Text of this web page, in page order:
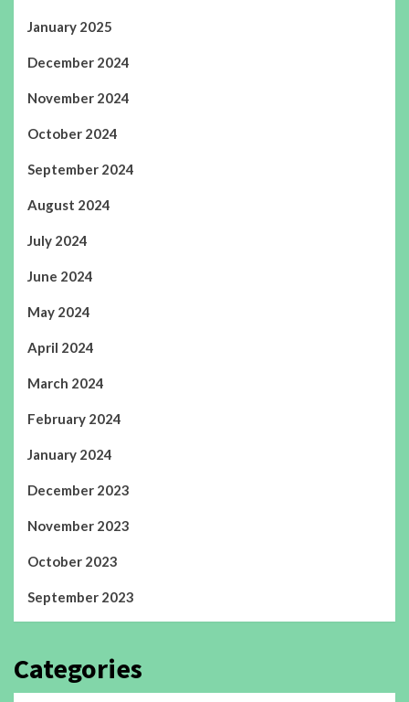
January 2025
December 2024
November 2024
October 2024
September 2024
August 2024
July 2024
June 2024
May 2024
April 2024
March 2024
February 2024
January 2024
December 2023
November 2023
October 2023
September 2023
Categories